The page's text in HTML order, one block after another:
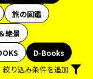
旅の図鑑
絶景
D-Books
絞り込み条件を追加